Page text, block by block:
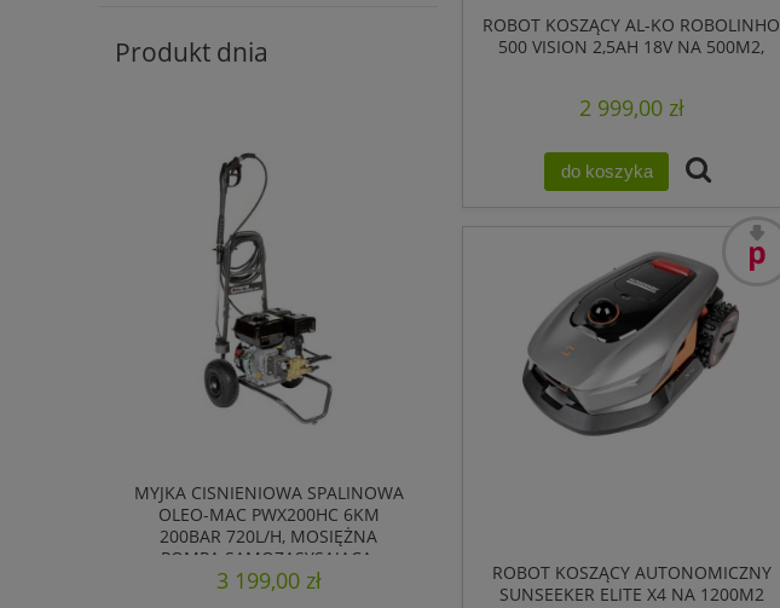
Produkt dnia
MYJKA CISNIENIOWA SPALINOWA
OLEO-MAC PWX200HC 6KM
200BAR 720L/H, MOSIĘŻNA
POMPA SAMOZASYSAJĄCA,
REGULOWANA
3 199,00 zł
ROBOT KOSZĄCY AL-KO ROBOLINHO
500 VISION 2,5AH 18V NA 500M2,
2 999,00 zł
do koszyka
ROBOT KOSZĄCY AUTONOMICZNY
SUNSEEKER ELITE X4 NA 1200M2
promocja